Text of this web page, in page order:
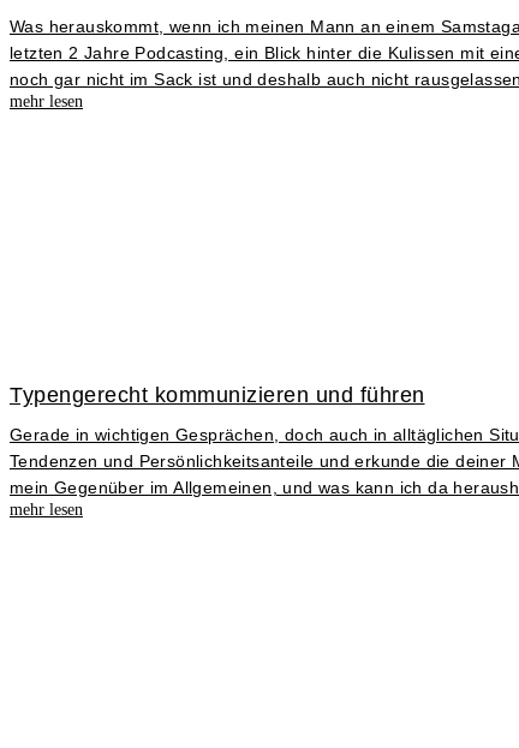
Was herauskommt, wenn ich meinen Mann an einem
letzten 2 Jahre Podcasting, ein Blick hinter die Kulissen mit
noch gar nicht im Sack ist und deshalb auch nicht
mehr lesen
Typengerecht kommunizieren und führen
Gerade in wichtigen Gesprächen, doch auch in alltäglichen
Tendenzen und Persönlichkeitsanteile und erkunde die
mein Gegenüber im Allgemeinen, und was kann ich da
mehr lesen